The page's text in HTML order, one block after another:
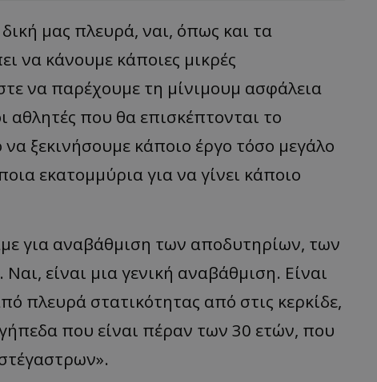
μας πλευρά, ναι, όπως και τα
να κάνουμε κάποιες μικρές
να παρέχουμε τη μίνιμουμ ασφάλεια
αθλητές που θα επισκέπτονται το
ξεκινήσουμε κάποιο έργο τόσο μεγάλο
εκατομμύρια για να γίνει κάποιο
για αναβάθμιση των αποδυτηρίων, των
είναι μια γενική αναβάθμιση. Είναι
πλευρά στατικότητας από στις κερκίδε,
που είναι πέραν των 30 ετών, που